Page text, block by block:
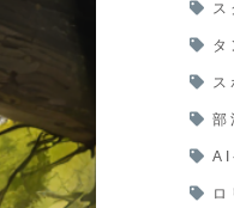
ス
タ
部
AI
ロ